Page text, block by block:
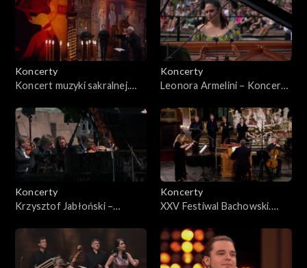
sztucznych HWV 351 |
Collegium 1704, Václav Luks
Koncerty
Koncert muzyki sakralnej.
Dyleckiego
Koncerty
Leonora Armelini – Koncert
Królewskich w Warszawie
Koncerty
Krzysztof Jabłoński –
Łazienkach Królewskich w
Warszawie
Koncerty
XXV Festiwal Bachowski.
Akademii Bachowskiej i
Marka Toporowskiego